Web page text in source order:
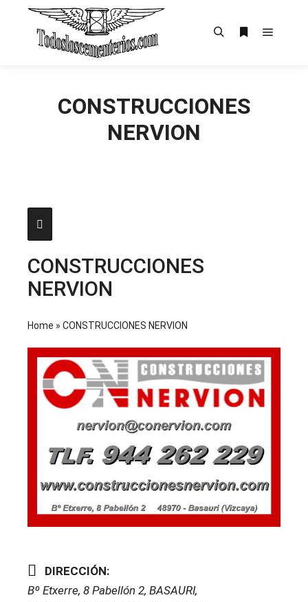
CONSTRUCCIONES
NERVION
CONSTRUCCIONES
NERVION
Home » CONSTRUCCIONES NERVION
DIRECCIÓN:
Bº Etxerre, 8 Pabellón 2, BASAURI,